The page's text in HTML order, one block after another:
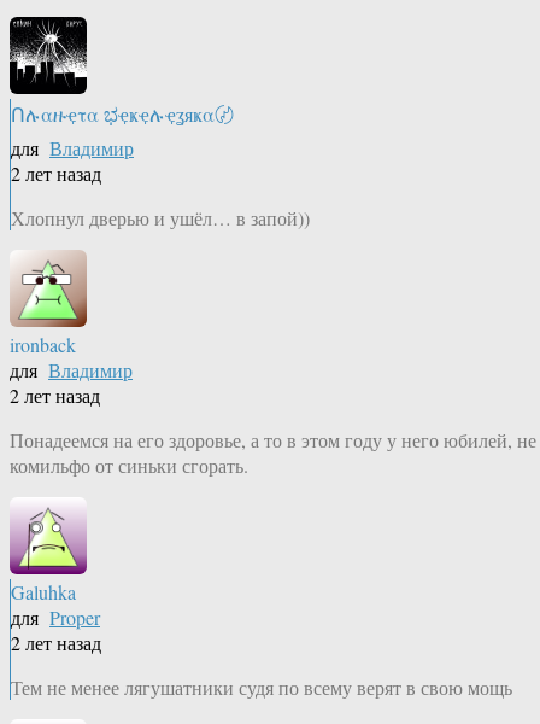
Ոሉαዙҿτα ಭҿҝҿሉҿʓяҝα〄
для Владимир
2 лет назад
Хлопнул дверью и ушёл… в запой))
ironback
для Владимир
2 лет назад
Понадеемся на его здоровье, а то в этом году у него юбилей, не
комильфо от синьки сгорать.
Galuhka
для Proper
2 лет назад
Тем не менее лягушатники судя по всему верят в свою мощь